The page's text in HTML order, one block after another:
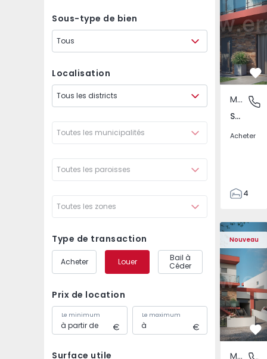
Sous-type de bien
Tous
Localisation
Tous les districts
Toutes les municipalités
Toutes les paroisses
Toutes les zones
Type de transaction
Acheter Louer
Bail à
Céder
Prix de location
Le minimum Le maximum
Surface utile
-1
São
Maison Jumelée
São João das Lampas e Terrugem, Lisboa
Acheter
4
135
193
240
Nouveau
Maison Jumelée T4
Maison
Maison Jumelée